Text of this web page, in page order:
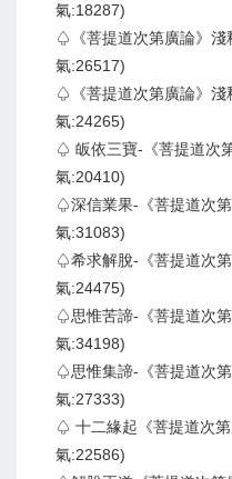
氣:18287)
♤《菩提道次第廣論》淺
氣:26517)
♤《菩提道次第廣論》淺
氣:24265)
♤ 皈依三寶-《菩提道次
氣:20410)
♤深信業果-《菩提道次
氣:31083)
♤希求解脫-《菩提道次
氣:24475)
♤思惟苦諦-《菩提道次
氣:34198)
♤思惟集諦-《菩提道次
氣:27333)
♤ 十二緣起《菩提道次
氣:22586)